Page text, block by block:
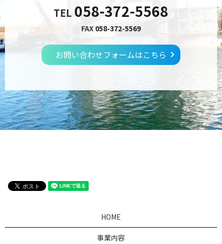
TEL 058-372-5568
FAX 058-372-5569
お問い合わせフォームはこちら
HOME
事業内容